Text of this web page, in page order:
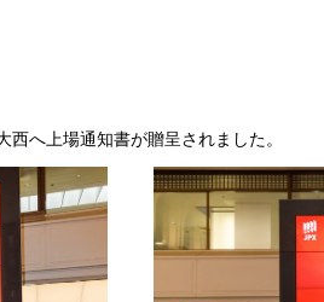
へ上場通知書が贈呈されました。